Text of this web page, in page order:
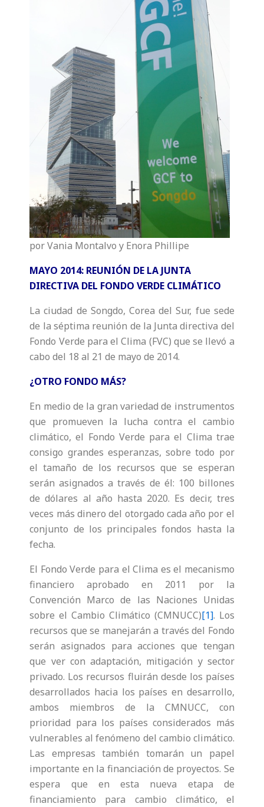
por Vania Montalvo y Enora Phillipe
MAYO 2014: REUNIÓN DE LA JUNTA
DIRECTIVA DEL FONDO VERDE CLIMÁTICO
La ciudad de Songdo, Corea del Sur, fue sede
de la séptima reunión de la Junta directiva del
Fondo Verde para el Clima (FVC) que se llevó a
cabo del 18 al 21 de mayo de 2014.
¿OTRO FONDO MÁS?
En medio de la gran variedad de instrumentos
que promueven la lucha contra el cambio
climático, el Fondo Verde para el Clima trae
consigo grandes esperanzas, sobre todo por
el tamaño de los recursos que se esperan
serán asignados a través de él: 100 billones
de dólares al año hasta 2020. Es decir, tres
veces más dinero del otorgado cada año por el
conjunto de los principales fondos hasta la
fecha.
El Fondo Verde para el Clima es el mecanismo
financiero aprobado en 2011 por la
Convención Marco de las Naciones Unidas
sobre el Cambio Climático (CMNUCC)[1]. Los
recursos que se manejarán a través del Fondo
serán asignados para acciones que tengan
que ver con adaptación, mitigación y sector
privado. Los recursos fluirán desde los países
desarrollados hacia los países en desarrollo,
ambos miembros de la CMNUCC, con
prioridad para los países considerados más
vulnerables al fenómeno del cambio climático.
Las empresas también tomarán un papel
importante en la financiación de proyectos. Se
espera que en esta nueva etapa de
financiamiento para cambio climático, el